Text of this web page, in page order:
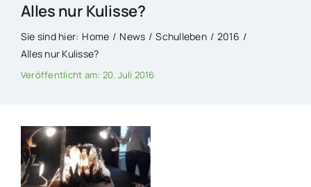
Alles nur Kulisse?
Sie sind hier: Home News Schulleben
2016
Alles nur Kulisse?
Veröffentlicht am: 20. Juli 2016